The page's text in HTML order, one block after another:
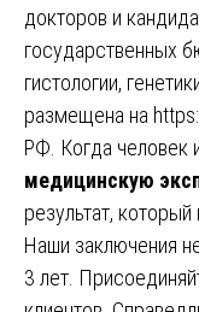
докторов и
государственных
гистологии,
размещена на
РФ. Когда человек
медицинскую
результат,
Наши заключения
3 лет.